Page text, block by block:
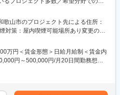
ーまでを一気通貫でサポートします。
定期的に面談を行い、仕事内容や職
実現しています。
間も勤務時間として給与支給の対象と
ンツもありますが、注力しているのは
の働き方◎】
す。IT事業へ投資を強化し自社開発案
主体者として幅広く活躍可能な環境で
歌山市のプロジェクト先による住所：
対策：屋内喫煙可能場所あり変更の範
万円＜賃金形態＞日給月給制＜賃金内
円～500,000円/月20日間勤務想定